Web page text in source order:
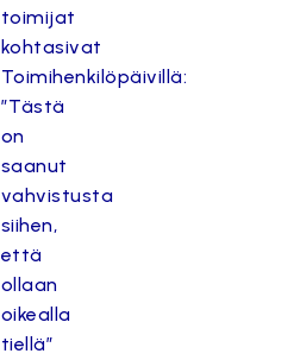
toimijat
kohtasivat
Toimihenkilöpäivillä:
”Tästä
on
saanut
vahvistusta
siihen,
että
ollaan
oikealla
tiellä”